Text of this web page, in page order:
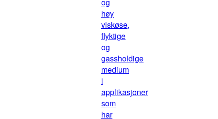
høy
viskøse,
flyktige
og
gassholdige
medium
i
applikasjoner
som
har